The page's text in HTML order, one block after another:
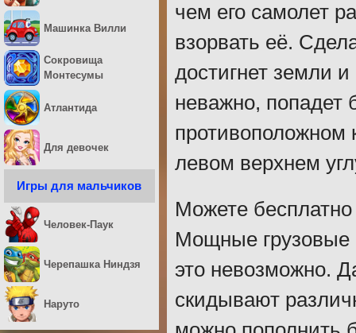
чем его самолет
взорвать её.
достигнет земли
неважно, попадет
противоположном
левом верхнем
Можете бесплатно
Мощные грузовые
это невозможно.
скидывают
Машинка Вилли
Сокровища
Монтесумы
Атлантида
Для девочек
Игры для мальчиков
Человек-Паук
Черепашка Ниндзя
Наруто